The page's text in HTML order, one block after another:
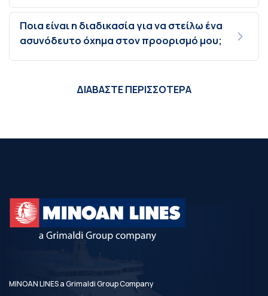
Ποια είναι η διαδικασία για να στείλω ένα
ασυνόδευτο όχημα στον προορισμό μου;
ΔΙΑΒΑΣΤΕ ΠΕΡΙΣΣΟΤΕΡΑ
MINOAN LINES a Grimaldi Group Company